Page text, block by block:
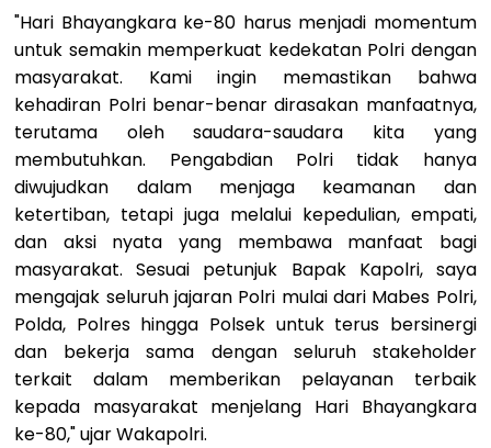
"Hari Bhayangkara ke-80 harus menjadi momentum
untuk semakin memperkuat kedekatan Polri dengan
masyarakat. Kami ingin memastikan bahwa
kehadiran Polri benar-benar dirasakan manfaatnya,
terutama oleh saudara-saudara kita yang
membutuhkan. Pengabdian Polri tidak hanya
diwujudkan dalam menjaga keamanan dan
ketertiban, tetapi juga melalui kepedulian, empati,
dan aksi nyata yang membawa manfaat bagi
masyarakat. Sesuai petunjuk Bapak Kapolri, saya
mengajak seluruh jajaran Polri mulai dari Mabes Polri,
Polda, Polres hingga Polsek untuk terus bersinergi
dan bekerja sama dengan seluruh stakeholder
terkait dalam memberikan pelayanan terbaik
kepada masyarakat menjelang Hari Bhayangkara
ke-80," ujar Wakapolri.